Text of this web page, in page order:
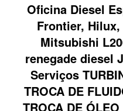
Oficina Diesel
Frontier, Hilux,
Mitsubishi
renegade diesel
Serviços
TROCA DE
TROCA DE